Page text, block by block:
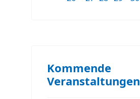
Kommende
Veranstaltungen